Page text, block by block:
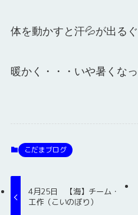
体を動かすと汗💦が出る
暖かく・・・いや暑くな
こだまブログ
4月25日 【海】チーム・
工作（こいのぼり）